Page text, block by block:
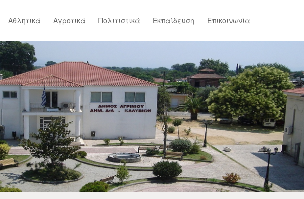
Αθλητικά Αγροτικά Πολιτιστικά Εκπαίδευση Επικοινωνία